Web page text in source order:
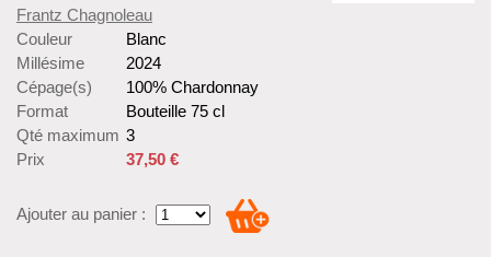
Frantz Chagnoleau
Couleur
Blanc
Millésime
2024
Cépage(s)
100% Chardonnay
Format
Bouteille 75 cl
Qté maximum 3
Prix
37,50 €
Ajouter au panier :